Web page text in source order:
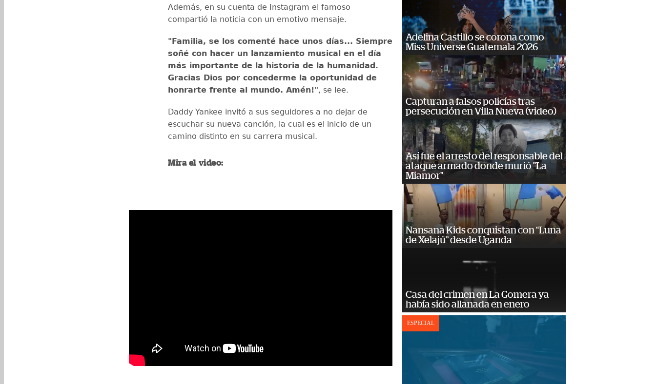
Además, en su cuenta de Instagram el famoso
compartió la noticia con un emotivo mensaje.
"Familia, se los comenté hace unos días... Siempre
soñé con hacer un lanzamiento musical en el día
más importante de la historia de la humanidad.
Gracias Dios por concederme la oportunidad de
honrarte frente al mundo. Amén!", se lee.
Daddy Yankee invitó a sus seguidores a no dejar de
escuchar su nueva canción, la cual es el inicio de un
camino distinto en su carrera musical.
Mira el video:
Adelina Castillo se corona como
Miss Universe Guatemala 2026
Capturan a falsos policías tras
persecución en Villa Nueva (video)
Así fue el arresto del responsable del
ataque armado donde murió "La
Miamor"
Nansana Kids conquistan con “Luna
de Xelajú” desde Uganda
Casa del crimen en La Gomera ya
había sido allanada en enero
ESPECIAL